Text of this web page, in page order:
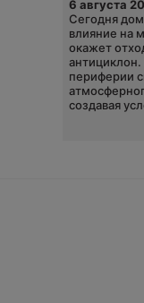
6 августа
Сегодня
влияние на
окажет
периферии
создавая